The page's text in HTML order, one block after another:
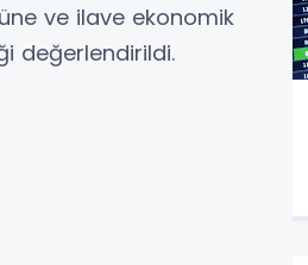
ve ilave ekonomik
değerlendirildi.